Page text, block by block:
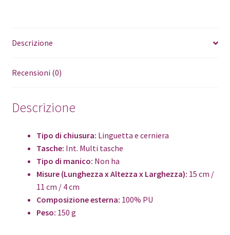
Descrizione
Recensioni (0)
Descrizione
Tipo di chiusura: Linguetta e cerniera
Tasche: Int. Multi tasche
Tipo di manico: Non ha
Misure (Lunghezza x Altezza x Larghezza): 15 cm /
11 cm / 4 cm
Composizione esterna: 100% PU
Peso: 150 g